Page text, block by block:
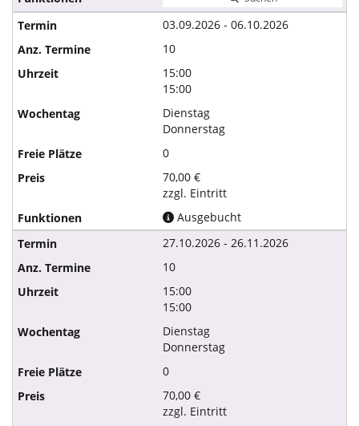
03.09.2026 - 06.10.2026
10
15:00
15:00
Dienstag
Donnerstag
0
70,00 €
zzgl. Eintritt
Ausgebucht
27.10.2026 - 26.11.2026
10
15:00
15:00
Dienstag
Donnerstag
0
70,00 €
zzgl. Eintritt